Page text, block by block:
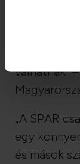
válhatnak”
„A SPAR
egy
és mások